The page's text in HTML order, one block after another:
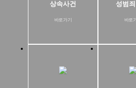
상속사건
바로가기
성범
바로